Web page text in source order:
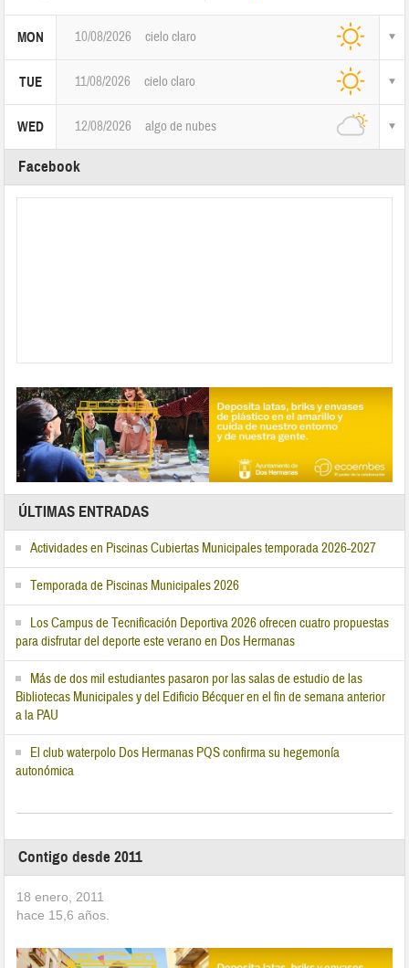
MON 10/08/2026 cielo claro
TUE 11/08/2026 cielo claro
WED 12/08/2026 algo de nubes
Facebook
ÚLTIMAS ENTRADAS
Actividades en Piscinas Cubiertas Municipales temporada 2026-2027
Temporada de Piscinas Municipales 2026
Los Campus de Tecnificación Deportiva 2026 ofrecen cuatro propuestas
para disfrutar del deporte este verano en Dos Hermanas
Más de dos mil estudiantes pasaron por las salas de estudio de las
Bibliotecas Municipales y del Edificio Bécquer en el fin de semana anterior
a la PAU
El club waterpolo Dos Hermanas PQS confirma su hegemonía
autonómica
Contigo desde 2011
18 enero, 2011
hace 15,6 años.